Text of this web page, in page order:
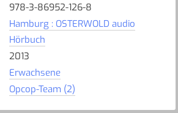
978-3-86952-126-8
Hamburg : OSTERWOLD audio
Hörbuch
2013
Erwachsene
Opcop-Team (2)